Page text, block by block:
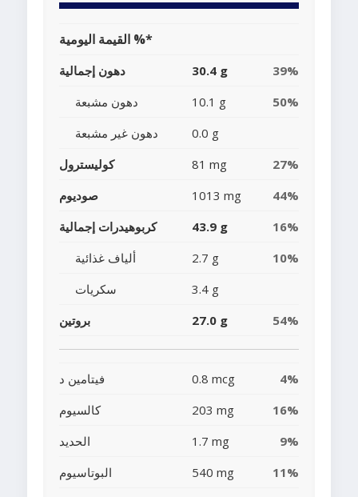
القيمة اليومية %*
دهون إجمالية 30.4 g
39%
دهون مشبعة
10.1 g
50%
دهون غير مشبعة
0.0 g
كوليسترول
81 mg
27%
صوديوم
1013 mg
44%
كربوهيدرات إجمالية
43.9 g
16%
ألياف غذائية
2.7 g
10%
سكريات
3.4 g
بروتين
27.0 g 54%
فيتامين د 0.8 mcg
4%
كالسيوم
203 mg
16%
الحديد
1.7 mg
9%
البوتاسيوم
540 mg 11%